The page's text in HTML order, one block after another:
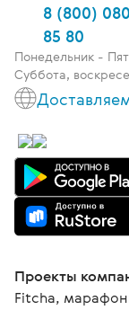
8 (800) 080
85 80
Понедельник -
Суббота,
Проекты
Fitcha,